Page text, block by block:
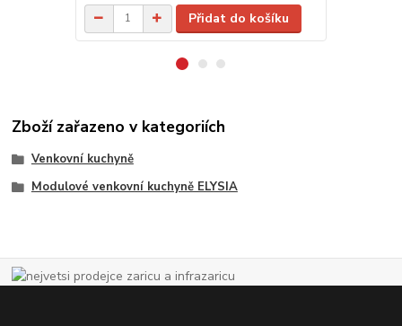
Přidat do košíku
Zboží zařazeno v kategoriích
Venkovní kuchyně
Modulové venkovní kuchyně ELYSIA